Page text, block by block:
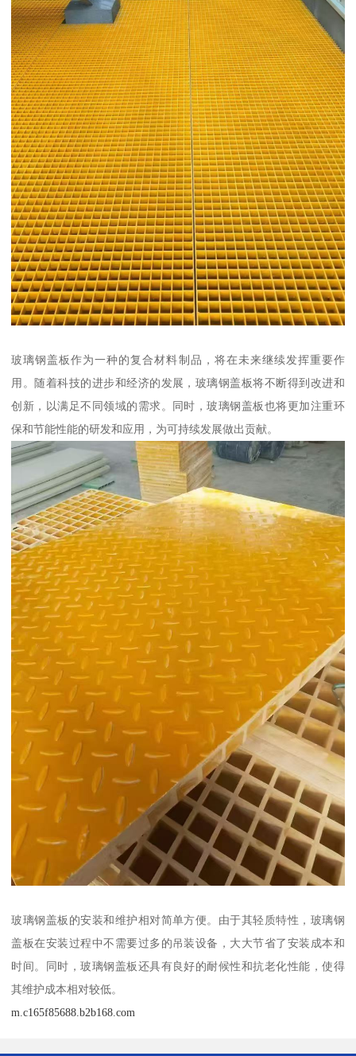
玻璃钢盖板作为一种的复合材料制品，将在未来继续发挥重要作
用。随着科技的进步和经济的发展，玻璃钢盖板将不断得到改进和
创新，以满足不同领域的需求。同时，玻璃钢盖板也将更加注重环
保和节能性能的研发和应用，为可持续发展做出贡献。
玻璃钢盖板的安装和维护相对简单方便。由于其轻质特性，玻璃钢
盖板在安装过程中不需要过多的吊装设备，大大节省了安装成本和
时间。同时，玻璃钢盖板还具有良好的耐候性和抗老化性能，使得
其维护成本相对较低。
m.c165f85688.b2b168.com